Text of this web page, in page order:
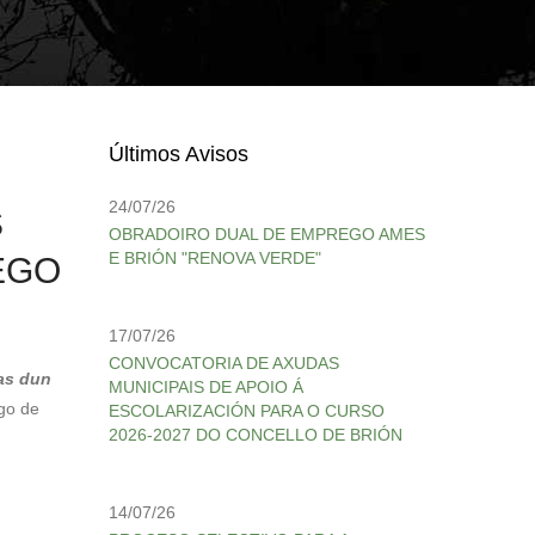
dun
de
Últimos Avisos
24/07/26
OBRADOIRO DUAL DE EMPREGO AMES
E BRIÓN "RENOVA VERDE"
17/07/26
CONVOCATORIA DE AXUDAS
MUNICIPAIS DE APOIO Á
ESCOLARIZACIÓN PARA O CURSO
2026-2027 DO CONCELLO DE BRIÓN
14/07/26